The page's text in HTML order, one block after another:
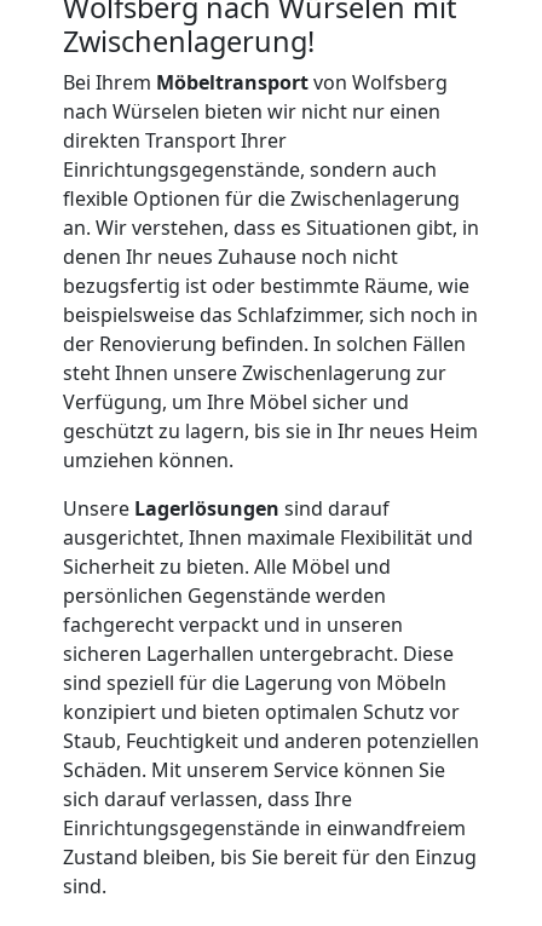
Zwischenlagerung!
Bei Ihrem Möbeltransportvon Wolfsberg
nach Würselen bieten wir nicht nur einen
direkten Transport Ihrer
Einrichtungsgegenstände, sondern auch
flexible Optionen für die Zwischenlagerung
an. Wir verstehen, dass es Situationen gibt, in
denen Ihr neues Zuhause noch nicht
bezugsfertig ist oder bestimmte Räume, wie
beispielsweise das Schlafzimmer, sich noch in
der Renovierung befinden. In solchen Fällen
steht Ihnen unsere Zwischenlagerung zur
Verfügung, um Ihre Möbel sicher und
geschützt zu lagern, bis sie in Ihr neues Heim
umziehen können.
Unsere Lagerlösungen sind darauf
ausgerichtet, Ihnen maximale Flexibilität und
Sicherheit zu bieten. Alle Möbel und
persönlichen Gegenstände werden
fachgerecht verpackt und in unseren
sicheren Lagerhallen untergebracht. Diese
sind speziell für die Lagerung von Möbeln
konzipiert und bieten optimalen Schutz vor
Staub, Feuchtigkeit und anderen potenziellen
Schäden. Mit unserem Service können Sie
sich darauf verlassen, dass Ihre
Einrichtungsgegenstände in einwandfreiem
Zustand bleiben, bis Sie bereit für den Einzug
sind.
Möbeltransport
National
Möbeltransport
International
Beiladung
National
Beiladung
International
Internationaler
Umzug
Nationaler
Umzug